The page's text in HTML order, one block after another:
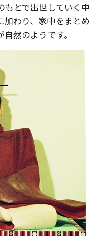
もとで出世していく中
加わり、家中をまとめ
然のようです。